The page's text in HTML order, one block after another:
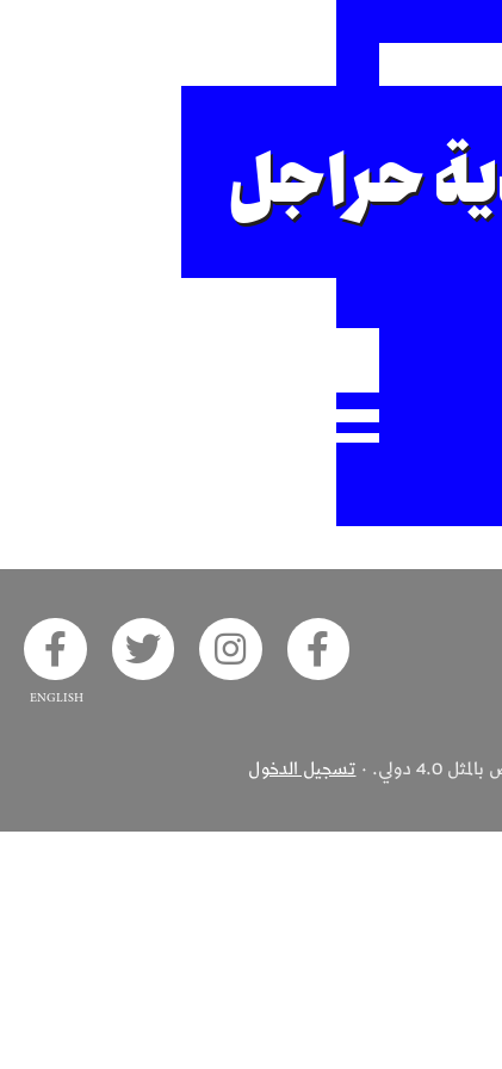
حراجل
Akhbar Alsaha on Facebook
on Instagram
on Twitter
دولي. · تسجيل الدخول